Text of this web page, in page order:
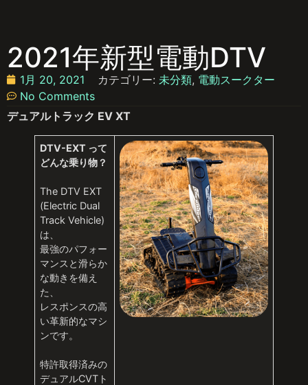
2021年新型電動DTV
1月 20, 2021 カテゴリー: 未分類, 電動スークター
No Comments
デュアルトラック EV XT
DTV-EXT って
どんな乗り物？
The DTV EXT
(Electric Dual
Track Vehicle)
は、
最強のパフォー
マンスと滑らか
な動きを備え
た、
レスポンスの高
い革新的なマシ
ンです。
特許取得済みの
デュアルCVTト